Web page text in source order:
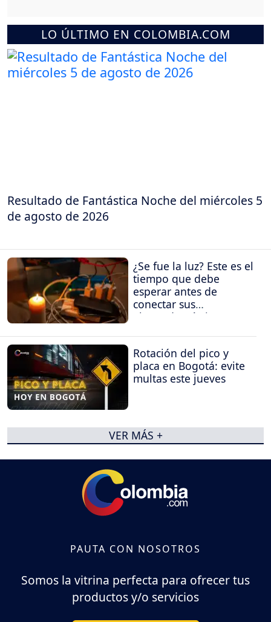
LO ÚLTIMO EN COLOMBIA.COM
Resultado de Fantástica Noche del miércoles 5
de agosto de 2026
¿Se fue la luz? Este es el
tiempo que debe
esperar antes de
conectar sus
electrodomésticos
Rotación del pico y
placa en Bogotá: evite
multas este jueves
VER MÁS +
PAUTA CON NOSOTROS
Somos la vitrina perfecta para ofrecer tus
productos y/o servicios